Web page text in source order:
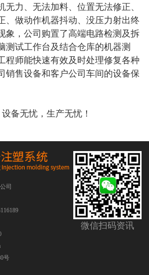
无力、无法加料、位置无法修正、
、做动作机器抖动、没压力射出终
象，公司购置了高端电路检测及拆
测试工作台及结合仓库的机器测
程师能快速有效及时处理修复各种
销售设备和客户公司车间的设备保
备无忧，生产无忧！
司
号
微信扫码资讯